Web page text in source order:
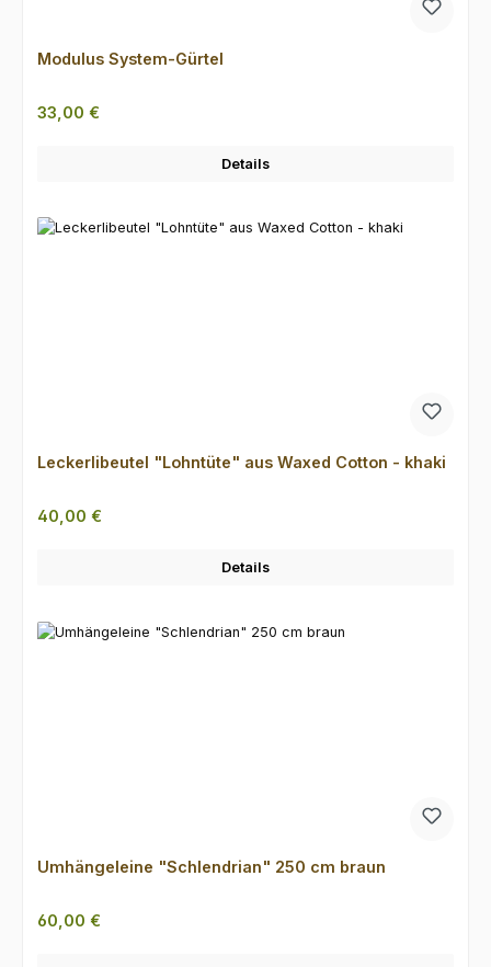
Modulus System-Gürtel
Regulärer Preis:
33,00 €
Details
Leckerlibeutel "Lohntüte" aus Waxed Cotton - khaki
Regulärer Preis:
40,00 €
Details
Umhängeleine "Schlendrian" 250 cm braun
Regulärer Preis:
60,00 €